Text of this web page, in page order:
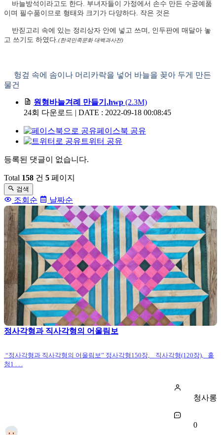
바늘방석이라고도 한다 부녀자들이 가정에서 손수 만든 수공예품
이며 필수품이므로 형태와 크기가 다양하다 작은 것은
반짇고리 속에 있는 정리상자 안에 넣고 쓰며
인두판에 매달아 놓
고 쓰기도 하였다 (한국민족문화 대백과사전)
헝겊 속에 솜이나 머리카락을 넣어 바늘을 꽂아 두게 만든
물건
원형바늘겨례 만들기.hwp (2.3M)
24회 다운로드 | DATE : 2022-09-18 00:08:45
페이스북 공유
트위터 공유
댓
글
목
록
등록된 댓글이 없습니다.
Total 158 건 5 페이지
검색
조회순 날짜순
정사각형과 직사각형의 어울림보
“정사각형과 직사각형의 어울림보” 정사각형150장, 직사각형(120장), 홑
청1 . . .
청사롱
0